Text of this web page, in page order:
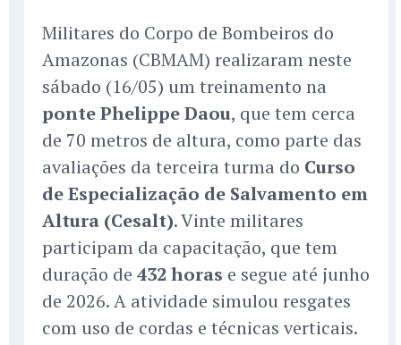
Militares do Corpo de Bombeiros do
Amazonas (CBMAM) realizaram neste
sábado (16/05) um treinamento na
ponte Phelippe Daou, que tem cerca
de 70 metros de altura, como parte das
avaliações da terceira turma do Curso
de Especialização de Salvamento em
Altura (Cesalt). Vinte militares
participam da capacitação, que tem
duração de 432 horas e segue até junho
de 2026. A atividade simulou resgates
com uso de cordas e técnicas verticais.